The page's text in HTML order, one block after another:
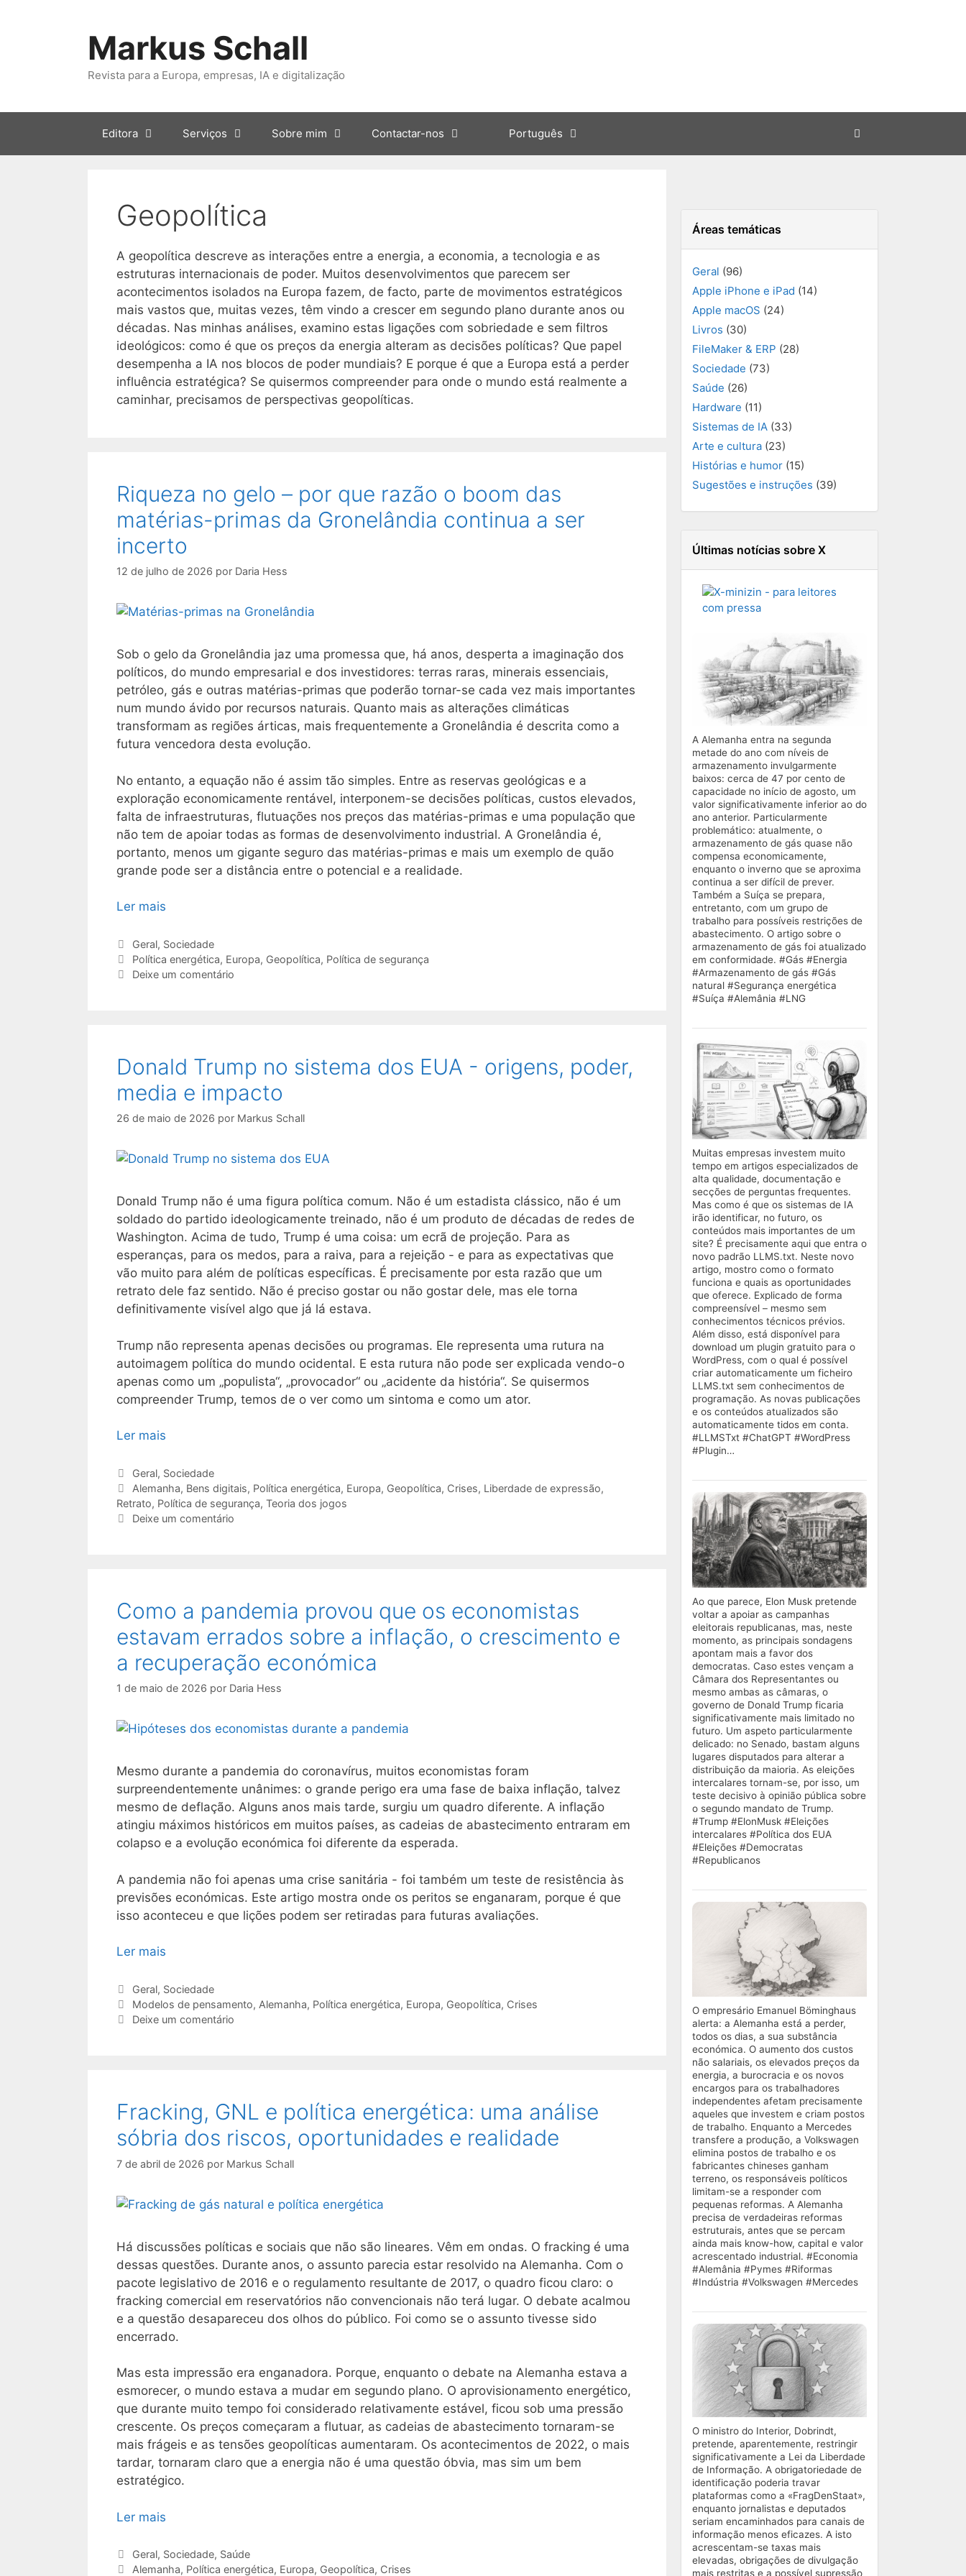
Markus Schall
Revista para a Europa, empresas, IA e digitalização
Editora Serviços Sobre mim Contactar-nos Português
Geopolítica
A geopolítica descreve as interações entre a energia, a economia, a tecnologia e as
estruturas internacionais de poder. Muitos desenvolvimentos que parecem ser
acontecimentos isolados na Europa fazem, de facto, parte de movimentos estratégicos
mais vastos que, muitas vezes, têm vindo a crescer em segundo plano durante anos ou
décadas. Nas minhas análises, examino estas ligações com sobriedade e sem filtros
ideológicos: como é que os preços da energia alteram as decisões políticas? Que papel
desempenha a IA nos blocos de poder mundiais? E porque é que a Europa está a perder
influência estratégica? Se quisermos compreender para onde o mundo está realmente a
caminhar, precisamos de perspectivas geopolíticas.
Riqueza no gelo – por que razão o boom das
matérias-primas da Gronelândia continua a ser
incerto
12 de julho de 2026 por Daria Hess
Sob o gelo da Gronelândia jaz uma promessa que, há anos, desperta a imaginação dos
políticos, do mundo empresarial e dos investidores: terras raras, minerais essenciais,
petróleo, gás e outras matérias-primas que poderão tornar-se cada vez mais importantes
num mundo ávido por recursos naturais. Quanto mais as alterações climáticas
transformam as regiões árticas, mais frequentemente a Gronelândia é descrita como a
futura vencedora desta evolução.
No entanto, a equação não é assim tão simples. Entre as reservas geológicas e a
exploração economicamente rentável, interponem-se decisões políticas, custos elevados,
falta de infraestruturas, flutuações nos preços das matérias-primas e uma população que
não tem de apoiar todas as formas de desenvolvimento industrial. A Gronelândia é,
portanto, menos um gigante seguro das matérias-primas e mais um exemplo de quão
grande pode ser a distância entre o potencial e a realidade.
Ler mais
Categorias
Geral, Sociedade
Etiquetas
Política energética, Europa, Geopolítica, Política de segurança
Deixe um comentário
Donald Trump no sistema dos EUA - origens, poder,
media e impacto
26 de maio de 2026 por Markus Schall
Donald Trump não é uma figura política comum. Não é um estadista clássico, não é um
soldado do partido ideologicamente treinado, não é um produto de décadas de redes de
Washington. Acima de tudo, Trump é uma coisa: um ecrã de projeção. Para as
esperanças, para os medos, para a raiva, para a rejeição - e para as expectativas que
vão muito para além de políticas específicas. É precisamente por esta razão que um
retrato dele faz sentido. Não é preciso gostar ou não gostar dele, mas ele torna
definitivamente visível algo que já lá estava.
Trump não representa apenas decisões ou programas. Ele representa uma rutura na
autoimagem política do mundo ocidental. E esta rutura não pode ser explicada vendo-o
apenas como um „populista“, „provocador“ ou „acidente da história“. Se quisermos
compreender Trump, temos de o ver como um sintoma e como um ator.
Ler mais
Categorias
Geral, Sociedade
Etiquetas
Alemanha, Bens digitais, Política energética, Europa, Geopolítica, Crises, Liberdade de expressão,
Retrato, Política de segurança, Teoria dos jogos
Deixe um comentário
Como a pandemia provou que os economistas
estavam errados sobre a inflação, o crescimento e
a recuperação económica
1 de maio de 2026 por Daria Hess
Mesmo durante a pandemia do coronavírus, muitos economistas foram
surpreendentemente unânimes: o grande perigo era uma fase de baixa inflação, talvez
mesmo de deflação. Alguns anos mais tarde, surgiu um quadro diferente. A inflação
atingiu máximos históricos em muitos países, as cadeias de abastecimento entraram em
colapso e a evolução económica foi diferente da esperada.
A pandemia não foi apenas uma crise sanitária - foi também um teste de resistência às
previsões económicas. Este artigo mostra onde os peritos se enganaram, porque é que
isso aconteceu e que lições podem ser retiradas para futuras avaliações.
Ler mais
Categorias
Geral, Sociedade
Etiquetas
Modelos de pensamento, Alemanha, Política energética, Europa, Geopolítica, Crises
Deixe um comentário
Fracking, GNL e política energética: uma análise
sóbria dos riscos, oportunidades e realidade
7 de abril de 2026 por Markus Schall
Há discussões políticas e sociais que não são lineares. Vêm em ondas. O fracking é uma
dessas questões. Durante anos, o assunto parecia estar resolvido na Alemanha. Com o
pacote legislativo de 2016 e o regulamento resultante de 2017, o quadro ficou claro: o
fracking comercial em reservatórios não convencionais não terá lugar. O debate acalmou
e a questão desapareceu dos olhos do público. Foi como se o assunto tivesse sido
encerrado.
Mas esta impressão era enganadora. Porque, enquanto o debate na Alemanha estava a
esmorecer, o mundo estava a mudar em segundo plano. O aprovisionamento energético,
que durante muito tempo foi considerado relativamente estável, ficou sob uma pressão
crescente. Os preços começaram a flutuar, as cadeias de abastecimento tornaram-se
mais frágeis e as tensões geopolíticas aumentaram. Os acontecimentos de 2022, o mais
tardar, tornaram claro que a energia não é uma questão óbvia, mas sim um bem
estratégico.
Ler mais
Categorias
Geral, Sociedade, Saúde
Etiquetas
Alemanha, Política energética, Europa, Geopolítica, Crises
Áreas temáticas
Geral (96)
Apple iPhone e iPad (14)
Apple macOS (24)
Livros (30)
FileMaker & ERP (28)
Sociedade (73)
Saúde (26)
Hardware (11)
Sistemas de IA (33)
Arte e cultura (23)
Histórias e humor (15)
Sugestões e instruções (39)
Últimas notícias sobre X
A Alemanha entra na segunda
metade do ano com níveis de
armazenamento invulgarmente
baixos: cerca de 47 por cento de
capacidade no início de agosto, um
valor significativamente inferior ao do
ano anterior. Particularmente
problemático: atualmente, o
armazenamento de gás quase não
compensa economicamente,
enquanto o inverno que se aproxima
continua a ser difícil de prever.
Também a Suíça se prepara,
entretanto, com um grupo de
trabalho para possíveis restrições de
abastecimento. O artigo sobre o
armazenamento de gás foi atualizado
em conformidade. #Gás #Energia
#Armazenamento de gás #Gás
natural #Segurança energética
#Suíça #Alemânia #LNG
Muitas empresas investem muito
tempo em artigos especializados de
alta qualidade, documentação e
secções de perguntas frequentes.
Mas como é que os sistemas de IA
irão identificar, no futuro, os
conteúdos mais importantes de um
site? É precisamente aqui que entra o
novo padrão LLMS.txt. Neste novo
artigo, mostro como o formato
funciona e quais as oportunidades
que oferece. Explicado de forma
compreensível – mesmo sem
conhecimentos técnicos prévios.
Além disso, está disponível para
download um plugin gratuito para o
WordPress, com o qual é possível
criar automaticamente um ficheiro
LLMS.txt sem conhecimentos de
programação. As novas publicações
e os conteúdos atualizados são
automaticamente tidos em conta.
#LLMSTxt #ChatGPT #WordPress
#Plugin…
Ao que parece, Elon Musk pretende
voltar a apoiar as campanhas
eleitorais republicanas, mas, neste
momento, as principais sondagens
apontam mais a favor dos
democratas. Caso estes vençam a
Câmara dos Representantes ou
mesmo ambas as câmaras, o
governo de Donald Trump ficaria
significativamente mais limitado no
futuro. Um aspeto particularmente
delicado: no Senado, bastam alguns
lugares disputados para alterar a
distribuição da maioria. As eleições
intercalares tornam-se, por isso, um
teste decisivo à opinião pública sobre
o segundo mandato de Trump.
#Trump #ElonMusk #Eleições
intercalares #Política dos EUA
#Eleições #Democratas
#Republicanos
O empresário Emanuel Böminghaus
alerta: a Alemanha está a perder,
todos os dias, a sua substância
económica. O aumento dos custos
não salariais, os elevados preços da
energia, a burocracia e os novos
encargos para os trabalhadores
independentes afetam precisamente
aqueles que investem e criam postos
de trabalho. Enquanto a Mercedes
transfere a produção, a Volkswagen
elimina postos de trabalho e os
fabricantes chineses ganham
terreno, os responsáveis políticos
limitam-se a responder com
pequenas reformas. A Alemanha
precisa de verdadeiras reformas
estruturais, antes que se percam
ainda mais know-how, capital e valor
acrescentado industrial. #Economia
#Alemânia #Pymes #Riformas
#Indústria #Volkswagen #Mercedes
O ministro do Interior, Dobrindt,
pretende, aparentemente, restringir
significativamente a Lei da Liberdade
de Informação. A obrigatoriedade de
identificação poderia travar
plataformas como a «FragDenStaat»,
enquanto jornalistas e deputados
seriam encaminhados para canais de
informação menos eficazes. A isto
acrescentam-se taxas mais
elevadas, obrigações de divulgação
mais restritas e a possível supressão